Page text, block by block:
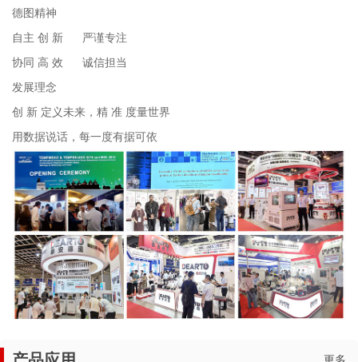
德图精神
自主 创 新 严谨专注
协同 高 效 诚信担当
发展理念
创 新 定义未来，精 准 度量世界
用数据说话，每一度有据可依